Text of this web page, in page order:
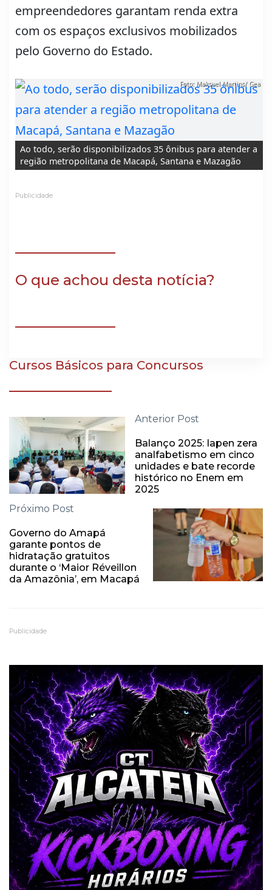
empreendedores garantam renda extra
com os espaços exclusivos mobilizados
pelo Governo do Estado.
Ao todo, serão disponibilizados 35 ônibus para atender a
região metropolitana de Macapá, Santana e Mazagão
Foto: Maksuel Martins/ Gea
Foto:
Publicidade
O que achou desta notícia?
Cursos Básicos para Concursos
Anterior Post
Balanço 2025: Iapen zera
analfabetismo em cinco
unidades e bate recorde
histórico no Enem em
2025
Próximo Post
Governo do Amapá
garante pontos de
hidratação gratuitos
durante o ‘Maior Réveillon
da Amazônia’, em Macapá
Publicidade